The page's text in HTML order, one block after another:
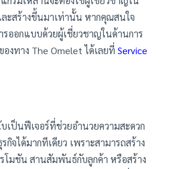
ะสร้างขึ้นมาเท่านั้น หากคุณสนใจ
รออกแบบด้วยผู้เชี่ยวชาญในด้านการ
องทาง The Omelet ได้เลยที่ Service
เป็นฟีเจอร์ที่ช่วยอำนวยความสะดวก
กิจได้มากทีเดียว เพราะสามารถสร้าง
โมชัน สานสัมพันธ์กับลูกค้า หรือสร้าง